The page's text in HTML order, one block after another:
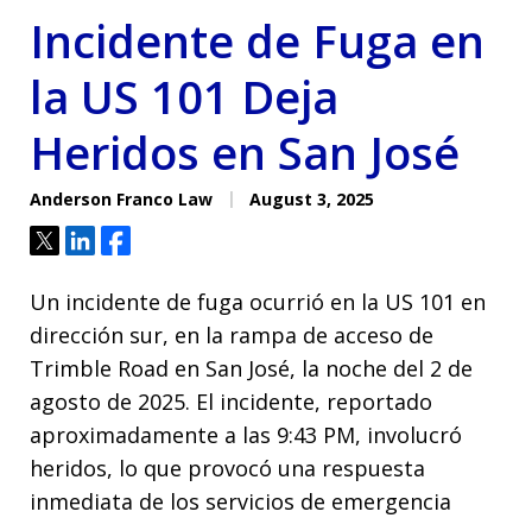
Incidente de Fuga en
la US 101 Deja
Heridos en San José
Anderson Franco Law August 3, 2025
TweetShareShare
Un incidente de fuga ocurrió en la US 101 en
dirección sur, en la rampa de acceso de
Trimble Road en San José, la noche del 2 de
agosto de 2025. El incidente, reportado
aproximadamente a las 9:43 PM, involucró
heridos, lo que provocó una respuesta
inmediata de los servicios de emergencia